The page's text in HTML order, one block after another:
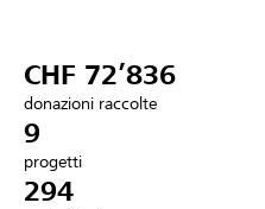
Collegarsi
CHF 72’836
donazioni raccolte
9
progetti
294